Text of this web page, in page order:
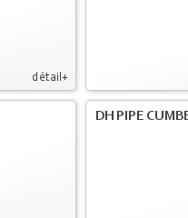
détail+
DH PIPE